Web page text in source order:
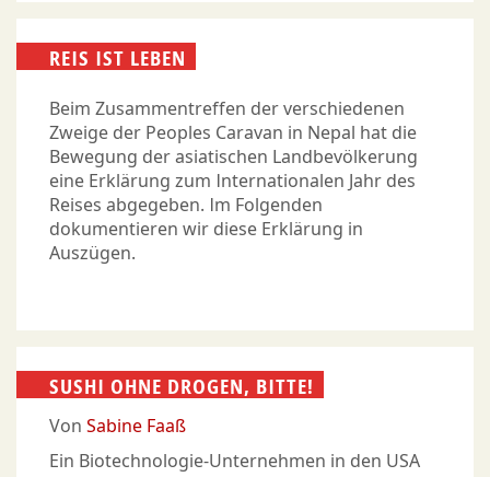
REIS IST LEBEN
Beim Zusammentreffen der verschiedenen
Zweige der Peoples Caravan in Nepal hat die
Bewegung der asiatischen Landbevölkerung
eine Erklärung zum Internationalen Jahr des
Reises abgegeben. Im Folgenden
dokumentieren wir diese Erklärung in
Auszügen.
SUSHI OHNE DROGEN, BITTE!
Von Sabine Faaß
Ein Biotechnologie-Unternehmen in den USA